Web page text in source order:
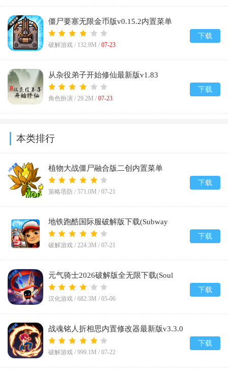
僵尸要塞无限金币版v0.15.2内置菜单
破解游戏 / 132.9M / 07-23
下载
从杂役弟子开始修仙最新版v1.83
角色扮演 / 29.2M / 07-23
下载
本类排行
植物大战僵尸融合版二创内置菜单
(PlantsVsZombiesRH-Mod)v3.8.1
策略塔防 / 571.0M / 07-21
下载
地铁跑酷国际服破解版下载(Subway
Surf)v3.66.1
破解游戏 / 224.3M / 07-21
下载
元气骑士2026破解版全无限下载(Soul
Knight)v8.2.0
汉化游戏 / 682.3M / 05-06
下载
战魂铭人折相思内置修改器最新版v3.3.0
破解游戏 / 999.1M / 07-22
下载